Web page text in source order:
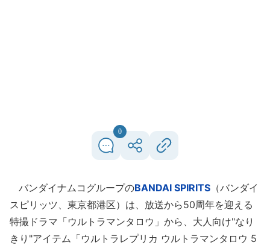
0
バンダイナムコグループのBANDAI SPIRITS （バンダイ
スピリッツ、東京都港区）は、放送から50周年を迎える
特撮ドラマ「ウルトラマンタロウ」から、大人向け"なり
きり"アイテム「ウルトラレプリカ ウルトラマンタロウ 5